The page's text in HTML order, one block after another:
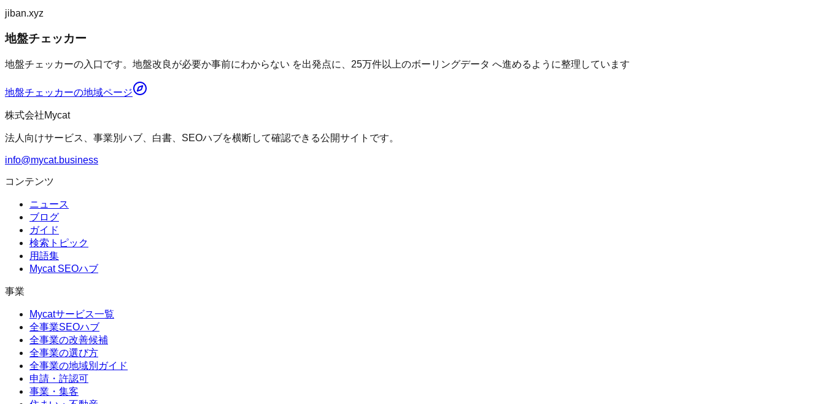
jiban.xyz
地盤チェッカー
地盤チェッカーの入口です。地盤改良が必要か事前にわからない を出発点に、25万件以上のボーリングデータ へ進めるように整理しています
地盤チェッカーの地域ページ
株式会社Mycat
法人向けサービス、事業別ハブ、白書、SEOハブを横断して確認できる公開サイトです。
info@mycat.business
コンテンツ
ニュース
ブログ
ガイド
検索トピック
用語集
Mycat SEOハブ
事業
Mycatサービス一覧
全事業SEOハブ
全事業の改善候補
全事業の選び方
全事業の地域別ガイド
申請・許認可
事業・集客